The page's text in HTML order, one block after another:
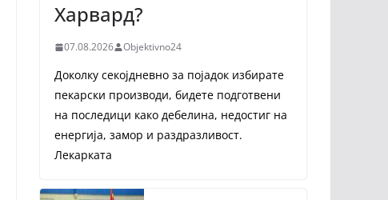
Харвард?
07.08.2026 Objektivno24
Доколку секојдневно за појадок избирате
пекарски производи, бидете подготвени
на последици како дебелина, недостиг на
енергија, замор и раздразливост.
Лекарката